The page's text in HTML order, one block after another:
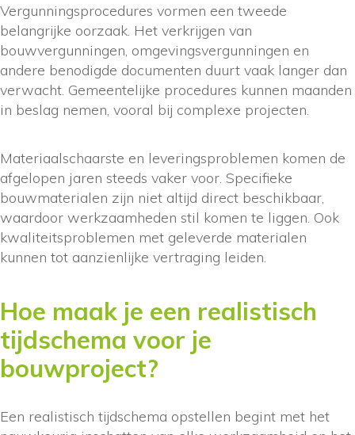
Vergunningsprocedures vormen een tweede
belangrijke oorzaak. Het verkrijgen van
bouwvergunningen, omgevingsvergunningen en
andere benodigde documenten duurt vaak langer dan
verwacht. Gemeentelijke procedures kunnen maanden
in beslag nemen, vooral bij complexe projecten.
Materiaalschaarste en leveringsproblemen komen de
afgelopen jaren steeds vaker voor. Specifieke
bouwmaterialen zijn niet altijd direct beschikbaar,
waardoor werkzaamheden stil komen te liggen. Ook
kwaliteitsproblemen met geleverde materialen
kunnen tot aanzienlijke vertraging leiden.
Hoe maak je een realistisch
tijdschema voor je
bouwproject?
Een realistisch tijdschema opstellen begint met het